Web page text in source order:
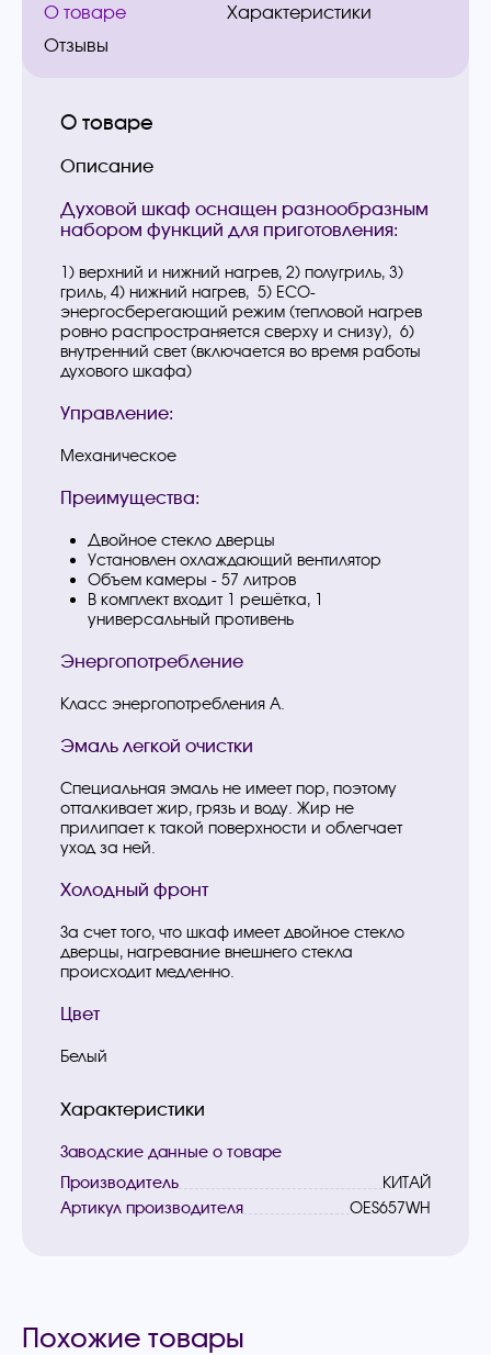
О товаре
Характеристики
Отзывы
О товаре
Описание
Духовой шкаф оснащен разнообразным
набором функций для приготовления:
1) верхний и нижний нагрев, 2) полугриль, 3)
гриль, 4) нижний нагрев, 5) ECO-
энергосберегающий режим (тепловой нагрев
ровно распространяется сверху и снизу), 6)
внутренний свет (включается во время работы
духового шкафа)
Управление:
Механическое
Преимущества:
Двойное стекло дверцы
Установлен охлаждающий вентилятор
Объем камеры - 57 литров
В комплект входит 1 решётка, 1
универсальный противень
Энергопотребление
Класс энергопотребления А.
Эмаль легкой очистки
Специальная эмаль не имеет пор, поэтому
отталкивает жир, грязь и воду. Жир не
прилипает к такой поверхности и облегчает
уход за ней.
Холодный фронт
За счет того, что шкаф имеет двойное стекло
дверцы, нагревание внешнего стекла
происходит медленно.
Цвет
Белый
Характеристики
Заводские данные о товаре
Производитель
КИТАЙ
Артикул производителя
OES657WH
Похожие товары